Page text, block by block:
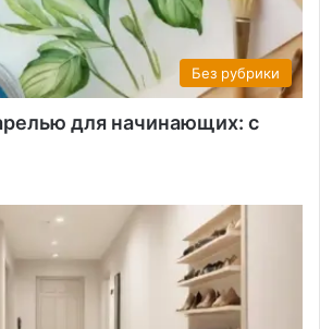
Без рубрики
для начинающих: с